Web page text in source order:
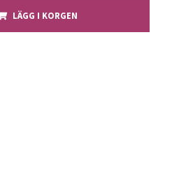
LÄGG I KORGEN